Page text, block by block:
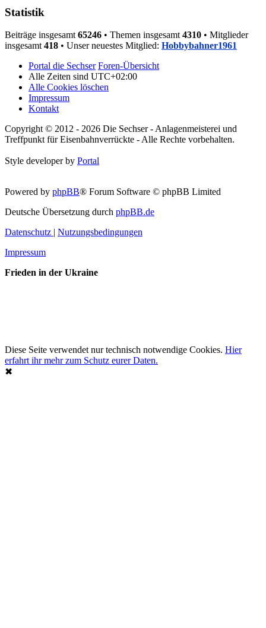
Statistik
Beiträge insgesamt 65246 • Themen insgesamt 4310 • Mitglieder
insgesamt 418 • Unser neuestes Mitglied: Hobbybahner1961
Portal die Sechser Foren-Übersicht
Alle Zeiten sind UTC+02:00
Alle Cookies löschen
Impressum
Kontakt
Copyright © 2012 - 2026 Die Sechser - Anlagenmeisterei und
Treffpunkt für Eisenbahnverrückte - Alle Rechte vorbehalten.
Style developer by Portal
Powered by phpBB® Forum Software © phpBB Limited
Deutsche Übersetzung durch phpBB.de
Datenschutz | Nutzungsbedingungen
Impressum
Frieden in der Ukraine
Diese Seite verwendet nur technisch notwendige Cookies. Hier
erfahrt ihr mehr zum Schutz eurer Daten.
✖